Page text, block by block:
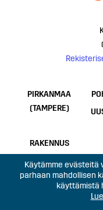
PIRKANMAA
(TAMPERE)
RAKENNUS
Käytämme evästeitä
parhaan mahdollisen
käyttämistä